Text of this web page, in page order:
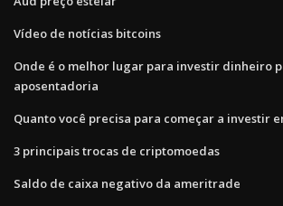
Vídeo de notícias bitcoins
Onde é o melhor lugar para investir dinheiro
aposentadoria
Quanto você precisa para começar a investir
3 principais trocas de criptomoedas
Saldo de caixa negativo da ameritrade